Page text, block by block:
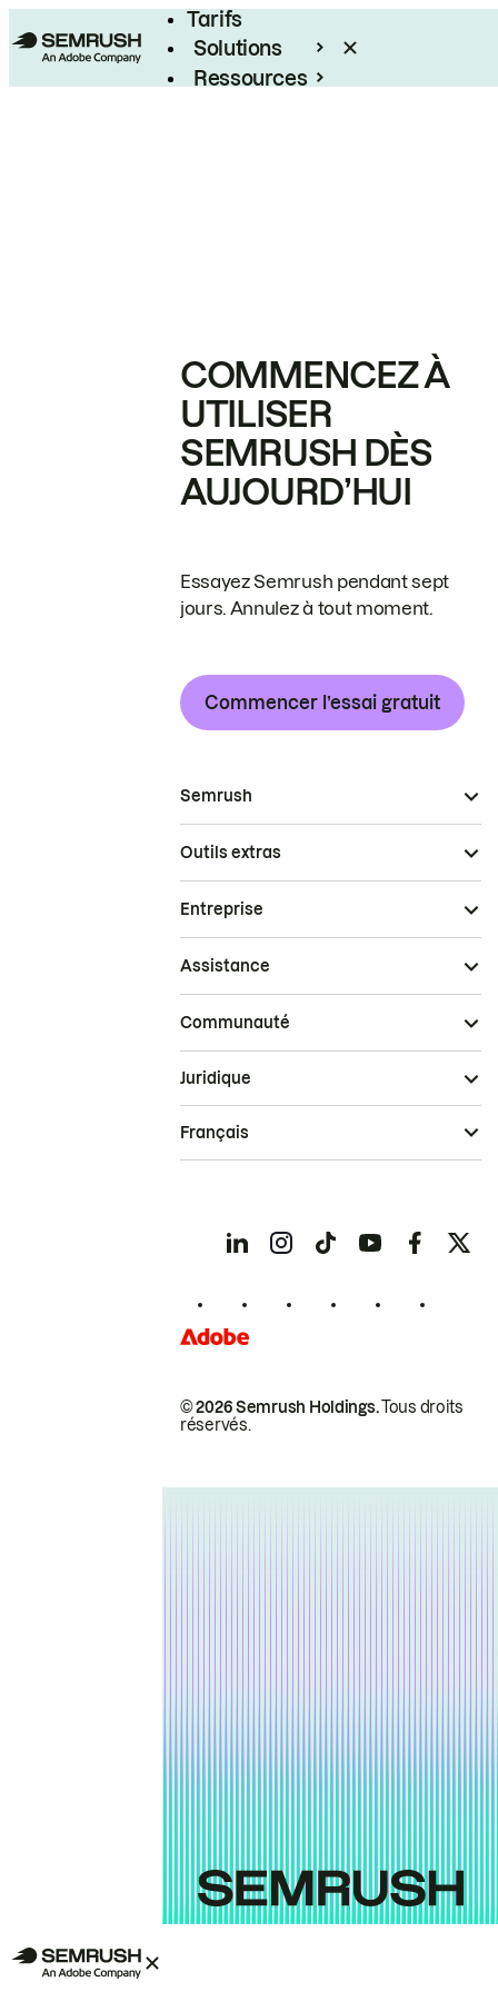
Tarifs
Solutions
Ressources
COMMENCEZ À
UTILISER
SEMRUSH DÈS
AUJOURD’HUI
Essayez Semrush pendant sept
jours. Annulez à tout moment.
Commencer l’essai gratuit
Semrush
Outils extras
Entreprise
Assistance
Communauté
© 2026 Semrush Holdings.Tous droits
réservés.
Juridique
Français